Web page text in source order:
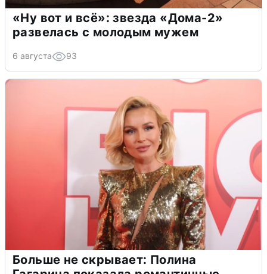
«Ну вот и всё»: звезда «Дома-2»
развелась с молодым мужем
6 августа 93
Больше не скрывает: Полина